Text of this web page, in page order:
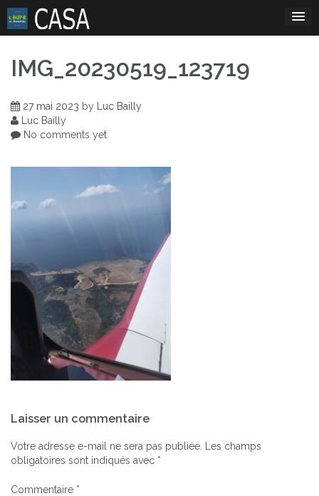
Skip
content
IMG_20230519_123719
27 mai 2023 by Luc Bailly
Luc Bailly
No comments yet
de
l’article
Laisser un commentaire
Votre adresse e-mail ne sera pas publiée. Les champs
obligatoires sont indiqués avec *
Commentaire *